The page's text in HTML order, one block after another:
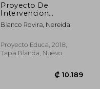
Proyecto De
Intervencion
Educativa En
Podologia (spanish
Blanco Rovira, Nereida
Proyecto Educa, 2018,
Tapa Blanda, Nuevo